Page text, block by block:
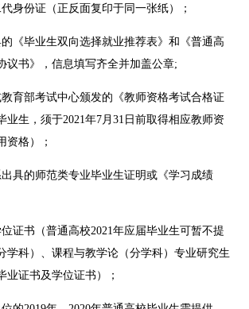
代身份证（正反面复印于同一张纸）；
的《毕业生双向选择就业推荐表》和《普通高
议书》，信息填写齐全并加盖公章;
教育部考试中心颁发的《教师资格考试合格证
业生，须于2021年7月31日前取得相应教师资
资格）；
出具的师范类专业毕业生证明或《学习成绩
位证书（普通高校2021年应届毕业生可暂不提
学科）、课程与教学论（分学科）专业研究生
业证书及学位证书）；